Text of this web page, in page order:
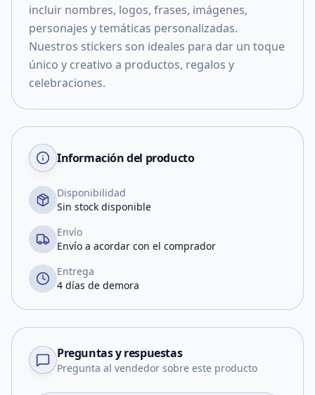
incluir nombres, logos, frases, imágenes,
personajes y temáticas personalizadas.
Nuestros stickers son ideales para dar un toque
único y creativo a productos, regalos y
celebraciones.
Información del producto
Disponibilidad
Sin stock disponible
Envío
Envío a acordar con el comprador
Entrega
4 días de demora
Preguntas y respuestas
Pregunta al vendedor sobre este producto